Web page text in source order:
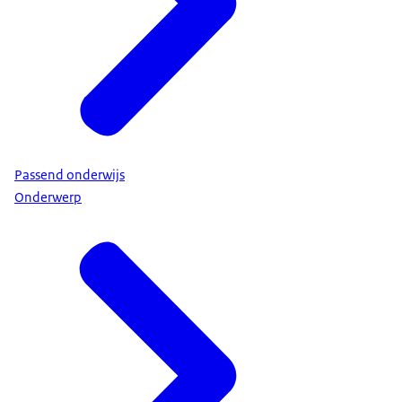
geen verplichting om alle jongeren binnen een
initiatief in te schrijven op een school. Zonder
inschrijving kunnen zij echter geen gebruik maken van
de afwijkingsmogelijkheden uit het experiment. Indien
een leerling een vrijstelling onder 5a had, dan blijft
deze vrijstelling behouden gedurende de looptijd van
zorgplicht als ze deze leerlingen inschrijven. De
zorgplicht inzake de inschrijving en verwijdering komt
Moet er voor leerlingen een TLV
aangevraagd worden?
Wanneer leerlingen ingeschreven worden op het
praktijkonderwijs, sbo, so of vso, is een TLV voor deze
leerling noodzakelijk. Zonder TLV kan een leerling niet
ingeschreven worden op een school voor
Passend onderwijs
Onderwerp